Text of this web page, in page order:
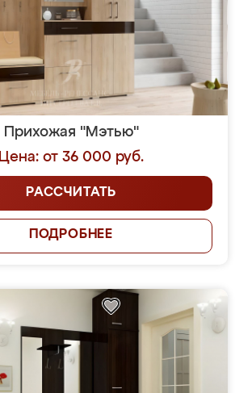
Прихожая "Мэтью"
Цена: от 36 000 руб.
РАССЧИТАТЬ
ПОДРОБНЕЕ